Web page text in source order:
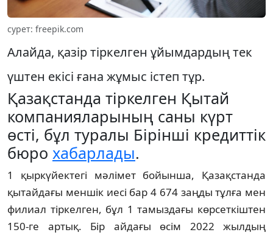
сурет: freepik.com
Алайда, қазір тіркелген ұйымдардың тек
үштен екісі ғана жұмыс істеп тұр.
Қазақстанда тіркелген Қытай
компанияларының саны күрт
өсті, бұл туралы Бірінші кредиттік
бюро хабарлады.
1 қыркүйектегі мәлімет бойынша, Қазақстанда
қытайдағы меншік иесі бар 4 674 заңды тұлға мен
филиал тіркелген, бұл 1 тамыздағы көрсеткіштен
150-ге артық. Бір айдағы өсім 2022 жылдың